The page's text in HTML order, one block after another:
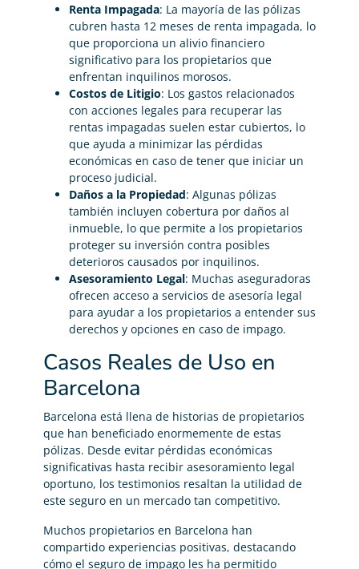
Renta Impagada: La mayoría de las pólizas
cubren hasta 12 meses de renta impagada, lo
que proporciona un alivio financiero
significativo para los propietarios que
enfrentan inquilinos morosos.
Costos de Litigio: Los gastos relacionados
con acciones legales para recuperar las
rentas impagadas suelen estar cubiertos, lo
que ayuda a minimizar las pérdidas
económicas en caso de tener que iniciar un
proceso judicial.
Daños a la Propiedad: Algunas pólizas
también incluyen cobertura por daños al
inmueble, lo que permite a los propietarios
proteger su inversión contra posibles
deterioros causados por inquilinos.
Asesoramiento Legal: Muchas aseguradoras
ofrecen acceso a servicios de asesoría legal
para ayudar a los propietarios a entender sus
derechos y opciones en caso de impago.
Casos Reales de Uso en
Barcelona
Barcelona está llena de historias de propietarios
que han beneficiado enormemente de estas
pólizas. Desde evitar pérdidas económicas
significativas hasta recibir asesoramiento legal
oportuno, los testimonios resaltan la utilidad de
este seguro en un mercado tan competitivo.
Muchos propietarios en Barcelona han
compartido experiencias positivas, destacando
cómo el seguro de impago les ha permitido